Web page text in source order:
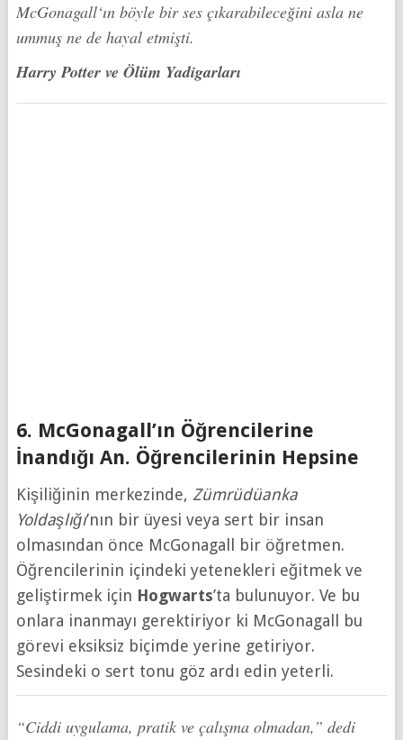
McGonagall‘ın böyle bir ses çıkarabileceğini asla ne
ummuş ne de hayal etmişti.
Harry Potter ve Ölüm Yadigarları
6. McGonagall’ın Öğrencilerine
İnandığı An. Öğrencilerinin Hepsine
Kişiliğinin merkezinde, Zümrüdüanka
Yoldaşlığı’nın bir üyesi veya sert bir insan
olmasından önce McGonagall bir öğretmen.
Öğrencilerinin içindeki yetenekleri eğitmek ve
geliştirmek için Hogwarts’ta bulunuyor. Ve bu
onlara inanmayı gerektiriyor ki McGonagall bu
görevi eksiksiz biçimde yerine getiriyor.
Sesindeki o sert tonu göz ardı edin yeterli.
“Ciddi uygulama, pratik ve çalışma olmadan,” dedi